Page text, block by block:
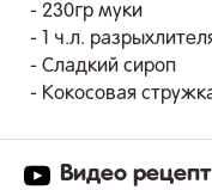
- 230гр муки
- 1 ч.л.
- Сладкий сироп
- Кокосовая
Видео рецепт